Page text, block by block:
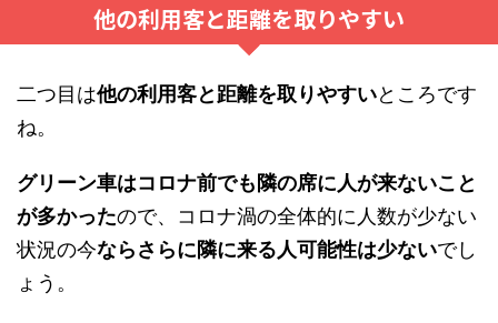
他の利用客と距離を取りやすい
二つ目は他の利用客と距離を取りやすいところです
ね。
グリーン車はコロナ前でも隣の席に人が来ないこと
が多かったので、コロナ渦の全体的に人数が少ない
状況の今ならさらに隣に来る人可能性は少ないでし
ょう。